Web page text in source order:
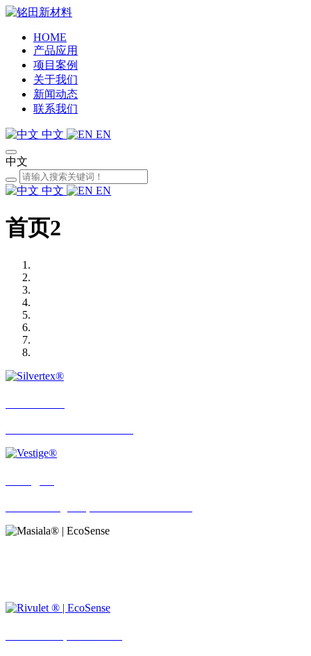
HOME
产品应用
项目案例
关于我们
新闻动态
联系我们
中文 EN
中文
中文 EN
首页2